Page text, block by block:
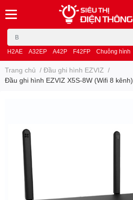
H2AE A32EP A42P F42FP Chuông hình
Trang chủ / Đầu ghi hình EZVIZ /
Đầu ghi hình EZVIZ X5S-8W (Wifi 8 kênh)